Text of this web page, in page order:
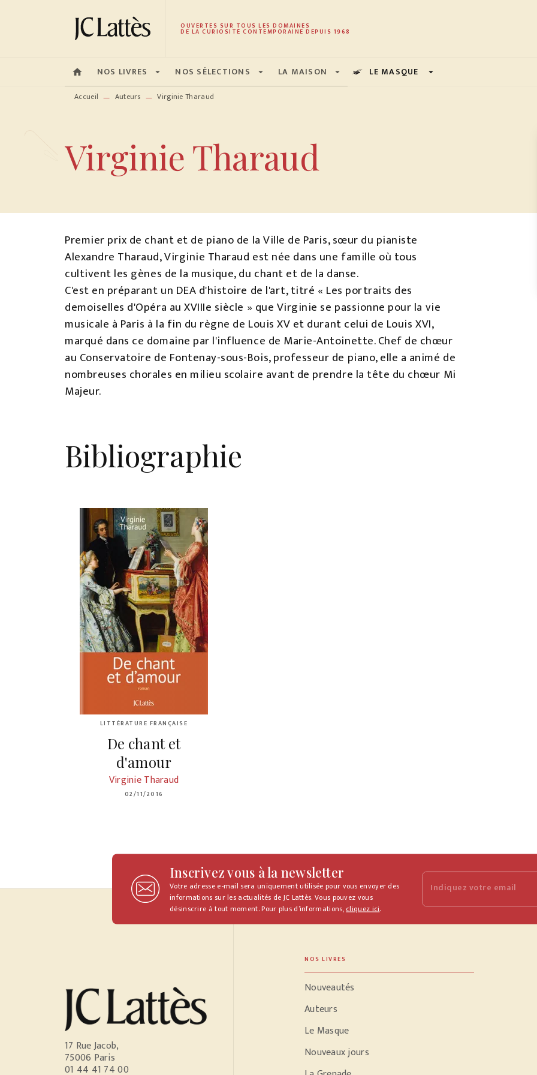
MENU RECHERCHE CONTENU PIED DE PAGE
OUVERTES SUR TOUS LES DOMAINES
DE LA CURIOSITÉ CONTEMPORAINE DEPUIS 1968
home NOS LIVRES arrow_drop_down NOS SÉLECTIONS arrow_drop_down LA MAISON arrow_drop_down LE MASQUE arrow_drop_down
Accueil — Auteurs — Virginie Tharaud
Virginie Tharaud
Premier prix de chant et de piano de la Ville de Paris, sœur du pianiste
Alexandre Tharaud, Virginie Tharaud est née dans une famille où tous
cultivent les gènes de la musique, du chant et de la danse.
C'est en préparant un DEA d'histoire de l'art, titré « Les portraits des
demoiselles d'Opéra au XVIIIe siècle » que Virginie se passionne pour la vie
musicale à Paris à la fin du règne de Louis XV et durant celui de Louis XVI,
marqué dans ce domaine par l'influence de Marie-Antoinette. Chef de chœur
au Conservatoire de Fontenay-sous-Bois, professeur de piano, elle a animé de
nombreuses chorales en milieu scolaire avant de prendre la tête du chœur Mi
Majeur.
Bibliographie
LITTÉRATURE FRANÇAISE
De chant et
d'amour
Virginie Tharaud
02/11/2016
Inscrivez vous à la newsletter
Votre adresse e-mail sera uniquement utilisée pour vous envoyer des
informations sur les actualités de JC Lattès. Vous pouvez vous
désinscrire à tout moment. Pour plus d’informations,cliquez ici.
Indiquez votre email
17 Rue Jacob,
75006 Paris
01 44 41 74 00
NOS LIVRES
Nouveautés
Auteurs
Le Masque
Nouveaux jours